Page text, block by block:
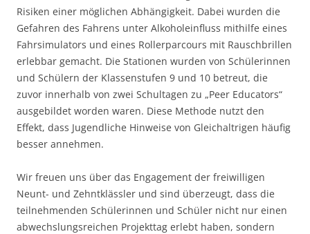
Risiken einer möglichen Abhängigkeit. Dabei wurden die
Gefahren des Fahrens unter Alkoholeinfluss mithilfe eines
Fahrsimulators und eines Rollerparcours mit Rauschbrillen
erlebbar gemacht. Die Stationen wurden von Schülerinnen
und Schülern der Klassenstufen 9 und 10 betreut, die
zuvor innerhalb von zwei Schultagen zu „Peer Educators“
ausgebildet worden waren. Diese Methode nutzt den
Effekt, dass Jugendliche Hinweise von Gleichaltrigen häufig
besser annehmen.
Wir freuen uns über das Engagement der freiwilligen
Neunt- und Zehntklässler und sind überzeugt, dass die
teilnehmenden Schülerinnen und Schüler nicht nur einen
abwechslungsreichen Projekttag erlebt haben, sondern